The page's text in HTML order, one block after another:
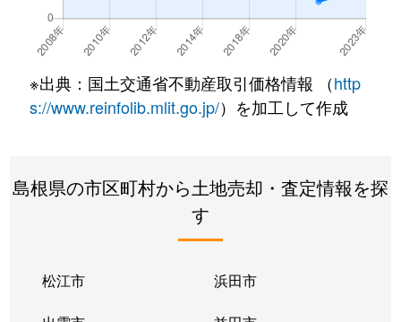
※出典：国土交通省不動産取引価格情報 （http
s://www.reinfolib.mlit.go.jp/）を加工して作成
島根県の市区町村から土地売却・査定情報を探
す
松江市 浜田市